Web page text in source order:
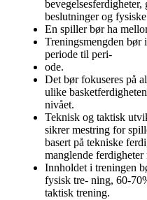
bevegelsesferdigheter,
beslutninger og
En spiller bør ha
Treningsmengden bør
periode til peri-
ode.
Det bør fokuseres på
ulike
nivået.
Teknisk og taktisk
sikrer mestring for
basert på tekniske
manglende
Innholdet i treningen
fysisk tre- ning, 60-
taktisk trening.